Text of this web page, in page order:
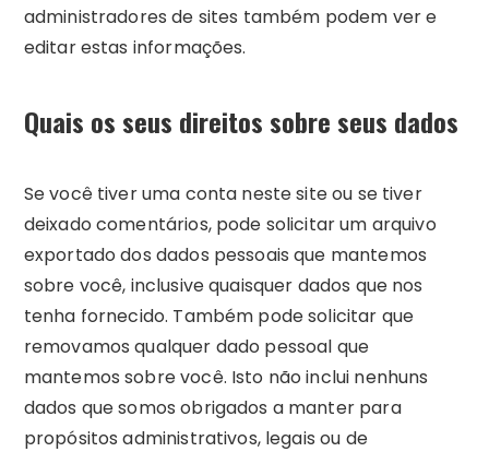
administradores de sites também podem ver e
editar estas informações.
Quais os seus direitos sobre seus dados
Se você tiver uma conta neste site ou se tiver
deixado comentários, pode solicitar um arquivo
exportado dos dados pessoais que mantemos
sobre você, inclusive quaisquer dados que nos
tenha fornecido. Também pode solicitar que
removamos qualquer dado pessoal que
mantemos sobre você. Isto não inclui nenhuns
dados que somos obrigados a manter para
propósitos administrativos, legais ou de